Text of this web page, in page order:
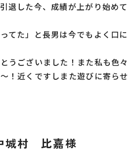
退した今、成績が上がり始めて
てた」と長男は今でもよく口に
うございました！また私も色々
！近くですしまた遊びに寄らせ
城村 比嘉様